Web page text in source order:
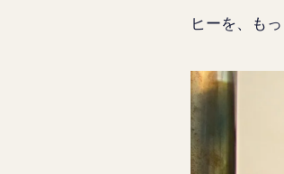
ヒーを、も